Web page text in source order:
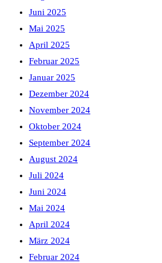
Juni 2025
Mai 2025
April 2025
Februar 2025
Januar 2025
Dezember 2024
November 2024
Oktober 2024
September 2024
August 2024
Juli 2024
Juni 2024
Mai 2024
April 2024
März 2024
Februar 2024